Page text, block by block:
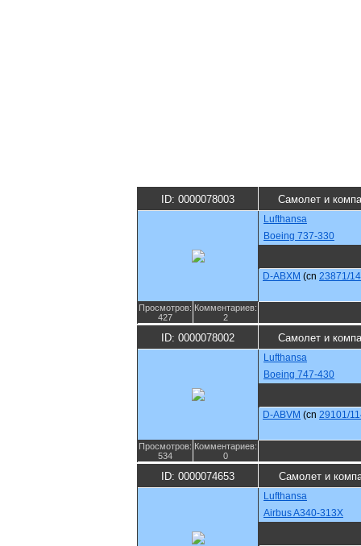
ID: 0000078003 Самолет и
Lufthansa
Boeing 737-330
D-ABXM (cn 23871/
Просмотров:
427
Комментариев:
2
ID: 0000078002 Самолет и
Lufthansa
Boeing 747-430
D-ABVM (cn 29101/
Просмотров:
534
Комментариев:
0
ID: 0000074653 Самолет и
Lufthansa
Airbus A340-313X